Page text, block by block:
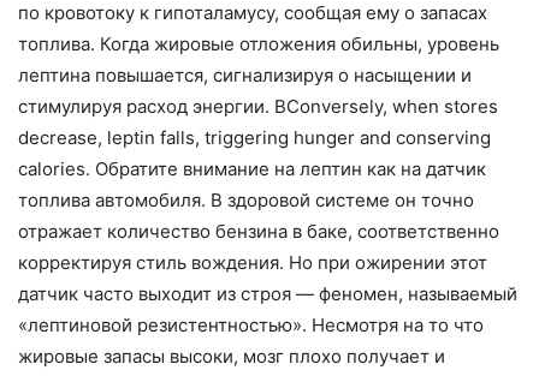
по кровотоку к гипоталамусу, сообщая ему о запасах
топлива. Когда жировые отложения обильны, уровень
лептина повышается, сигнализируя о насыщении и
стимулируя расход энергии. ВConversely, when stores
decrease, leptin falls, triggering hunger and conserving
calories. Обратите внимание на лептин как на датчик
топлива автомобиля. В здоровой системе он точно
отражает количество бензина в баке, соответственно
корректируя стиль вождения. Но при ожирении этот
датчик часто выходит из строя — феномен, называемый
«лептиновой резистентностью». Несмотря на то что
жировые запасы высоки, мозг плохо получает и